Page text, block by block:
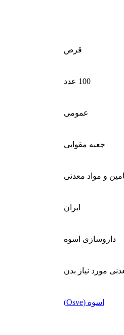
قرص
100 عدد
عمومی
جعبه مقوایی
و مواد معدنی
ایران
داروسازی اسوه
مورد نیاز بدن
اسوه (Osve)